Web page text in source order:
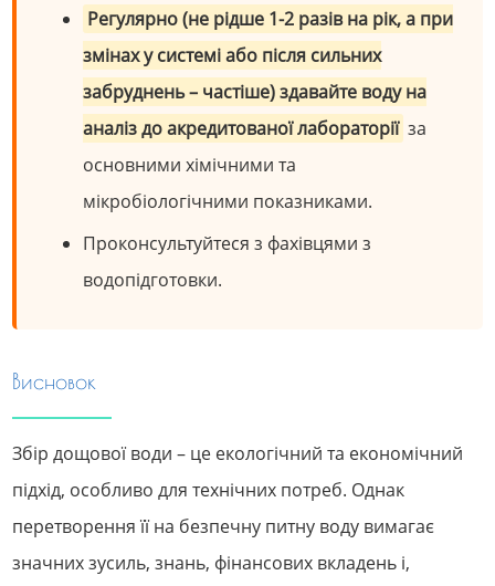
Регулярно (не рідше 1-2 разів на рік, а при
змінах у системі або після сильних
забруднень – частіше) здавайте воду на
аналіз до акредитованої лабораторії за
основними хімічними та
мікробіологічними показниками.
Проконсультуйтеся з фахівцями з
водопідготовки.
Висновок
Збір дощової води – це екологічний та економічний
підхід, особливо для технічних потреб. Однак
перетворення її на безпечну питну воду вимагає
значних зусиль, знань, фінансових вкладень і,